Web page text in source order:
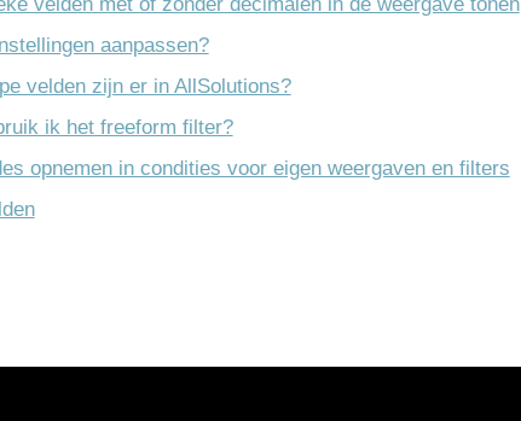
aanpassen?
velden zijn er in AllSolutions?
ik het freeform filter?
opnemen in condities voor eigen weergaven en filters